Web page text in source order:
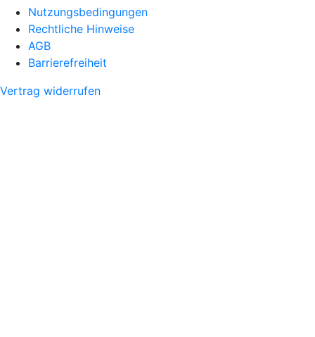
Nutzungsbedingungen
Rechtliche Hinweise
AGB
Barrierefreiheit
Vertrag widerrufen